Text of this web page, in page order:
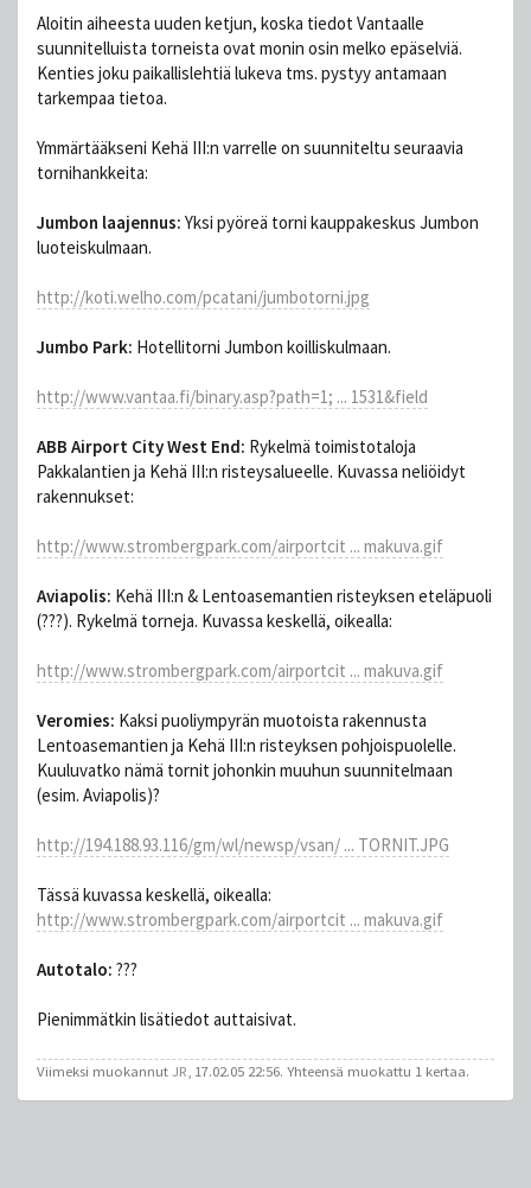
Aloitin aiheesta uuden ketjun, koska tiedot Vantaalle
suunnitelluista torneista ovat monin osin melko epäselviä.
Kenties joku paikallislehtiä lukeva tms. pystyy antamaan
tarkempaa tietoa.
Ymmärtääkseni Kehä III:n varrelle on suunniteltu seuraavia
tornihankkeita:
Jumbon laajennus: Yksi pyöreä torni kauppakeskus Jumbon
luoteiskulmaan.
http://koti.welho.com/pcatani/jumbotorni.jpg
Jumbo Park: Hotellitorni Jumbon koilliskulmaan.
http://www.vantaa.fi/binary.asp?path=1; ... 1531&field
ABB Airport City West End: Rykelmä toimistotaloja
Pakkalantien ja Kehä III:n risteysalueelle. Kuvassa neliöidyt
rakennukset:
http://www.strombergpark.com/airportcit ... makuva.gif
Aviapolis: Kehä III:n & Lentoasemantien risteyksen eteläpuoli
(???). Rykelmä torneja. Kuvassa keskellä, oikealla:
http://www.strombergpark.com/airportcit ... makuva.gif
Veromies: Kaksi puoliympyrän muotoista rakennusta
Lentoasemantien ja Kehä III:n risteyksen pohjoispuolelle.
Kuuluvatko nämä tornit johonkin muuhun suunnitelmaan
(esim. Aviapolis)?
http://194.188.93.116/gm/wl/newsp/vsan/ ... TORNIT.JPG
Tässä kuvassa keskellä, oikealla:
http://www.strombergpark.com/airportcit ... makuva.gif
Autotalo: ???
Pienimmätkin lisätiedot auttaisivat.
Viimeksi muokannutJR , 17.02.05 22:56. Yhteensä muokattu 1 kertaa.